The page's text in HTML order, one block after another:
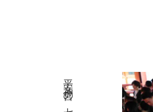
平安神宮の七五三